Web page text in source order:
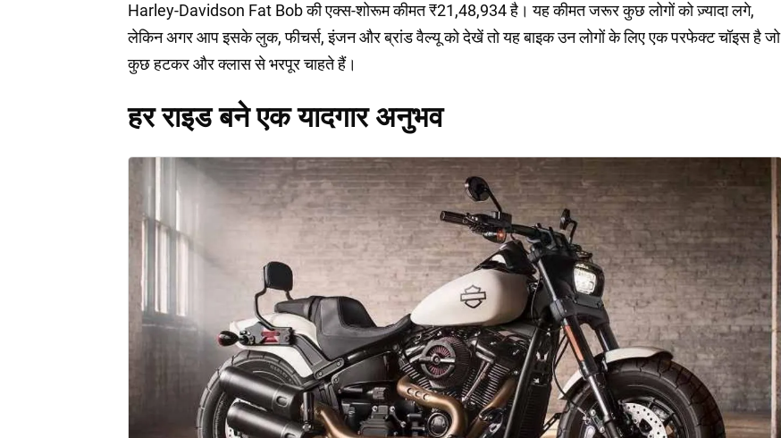
Harley-Davidson Fat Bob की एक्स-शोरूम कीमत ₹21,48,934 है। यह कीमत जरूर कुछ लोगों को ज़्यादा लगे,
लेकिन अगर आप इसके लुक, फीचर्स, इंजन और ब्रांड वैल्यू को देखें तो यह बाइक उन लोगों के लिए एक परफेक्ट चॉइस है जो
कुछ हटकर और क्लास से भरपूर चाहते हैं।
हर राइड बने एक यादगार अनुभव